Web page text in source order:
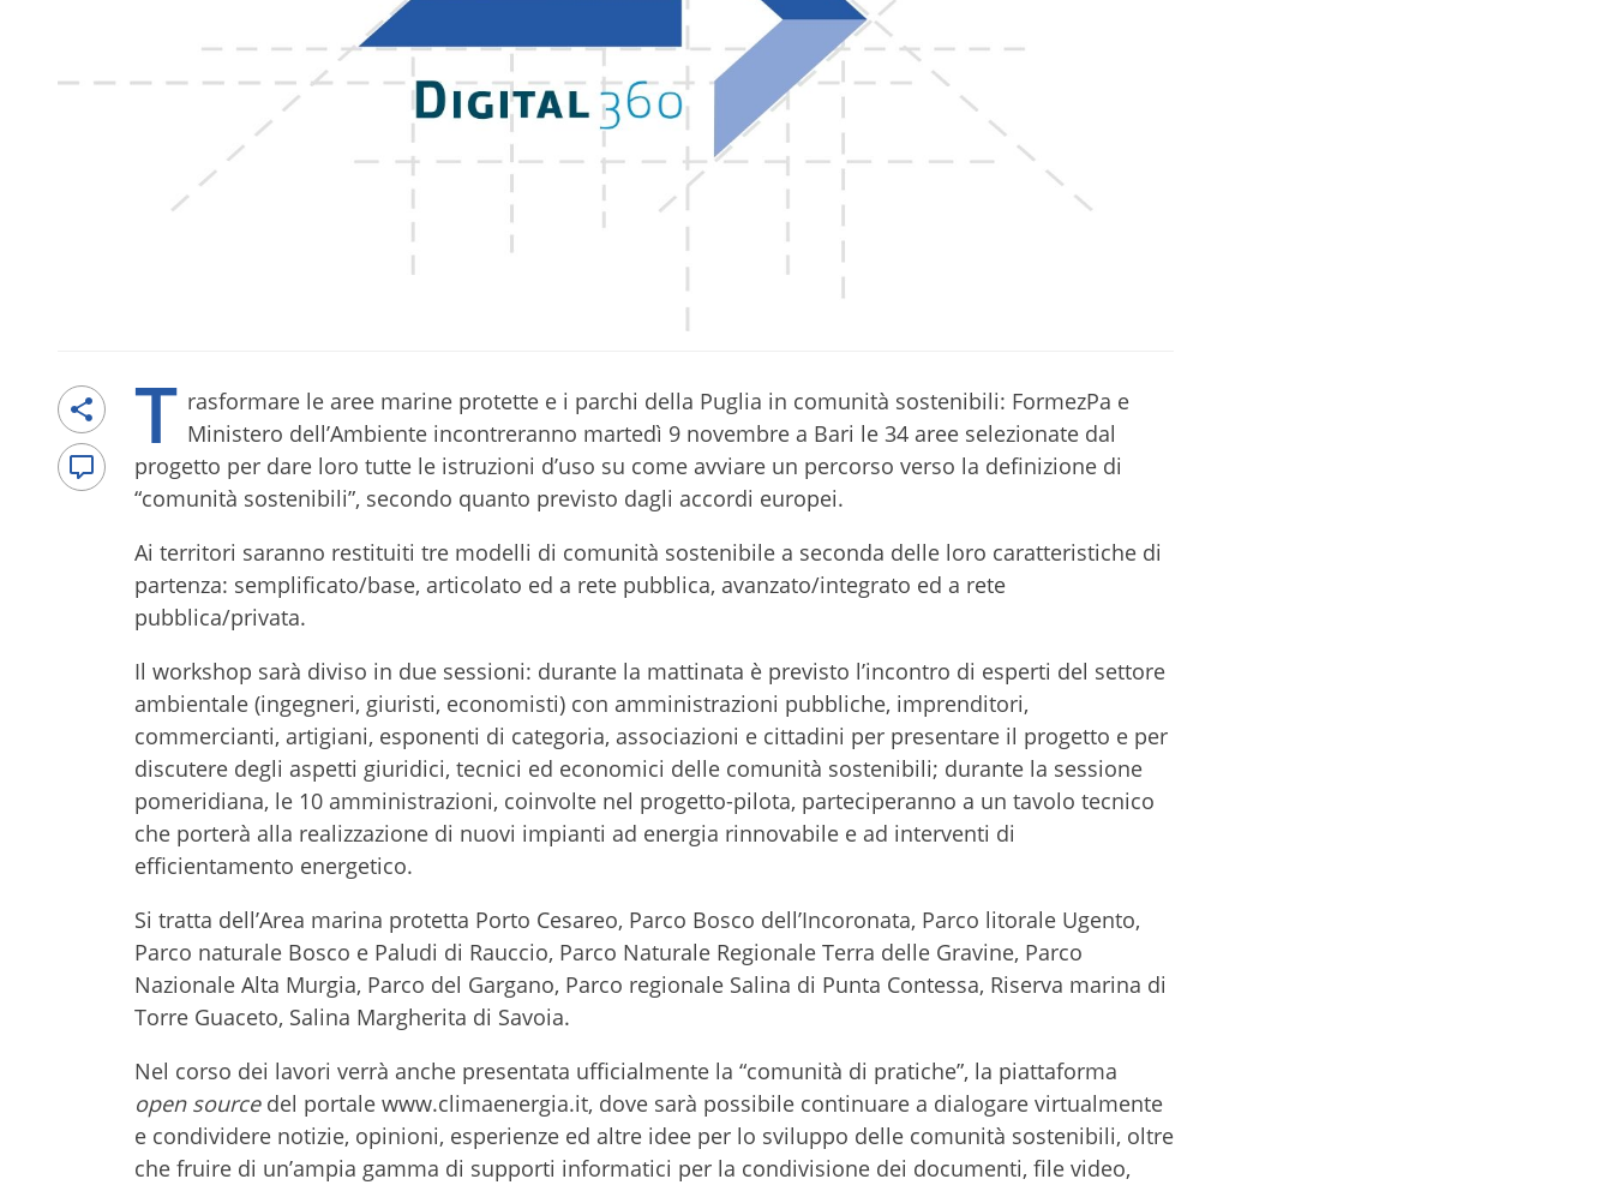
T rasformare le aree marine protette e i parchi della Puglia in comunità sostenibili: FormezPa e
Ministero dell’Ambiente incontreranno martedì 9 novembre a Bari le 34 aree selezionate dal
progetto per dare loro tutte le istruzioni d’uso su come avviare un percorso verso la definizione di
“comunità sostenibili”, secondo quanto previsto dagli accordi europei.
Ai territori saranno restituiti tre modelli di comunità sostenibile a seconda delle loro caratteristiche di
partenza: semplificato/base, articolato ed a rete pubblica, avanzato/integrato ed a rete
pubblica/privata.
Il workshop sarà diviso in due sessioni: durante la mattinata è previsto l’incontro di esperti del settore
ambientale (ingegneri, giuristi, economisti) con amministrazioni pubbliche, imprenditori,
commercianti, artigiani, esponenti di categoria, associazioni e cittadini per presentare il progetto e per
discutere degli aspetti giuridici, tecnici ed economici delle comunità sostenibili; durante la sessione
pomeridiana, le 10 amministrazioni, coinvolte nel progetto-pilota, parteciperanno a un tavolo tecnico
che porterà alla realizzazione di nuovi impianti ad energia rinnovabile e ad interventi di
efficientamento energetico.
Si tratta dell’Area marina protetta Porto Cesareo, Parco Bosco dell’Incoronata, Parco litorale Ugento,
Parco naturale Bosco e Paludi di Rauccio, Parco Naturale Regionale Terra delle Gravine, Parco
Nazionale Alta Murgia, Parco del Gargano, Parco regionale Salina di Punta Contessa, Riserva marina di
Torre Guaceto, Salina Margherita di Savoia.
Nel corso dei lavori verrà anche presentata ufficialmente la “comunità di pratiche”, la piattaforma
open sourcedel portale www.climaenergia.it, dove sarà possibile continuare a dialogare virtualmente
e condividere notizie, opinioni, esperienze ed altre idee per lo sviluppo delle comunità sostenibili, oltre
che fruire di un’ampia gamma di supporti informatici per la condivisione dei documenti, file video,